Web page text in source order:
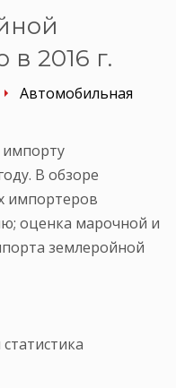
2016 г.
Автомобильная
импорту
В обзоре
импортеров
оценка марочной и
землеройной